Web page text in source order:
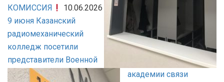
КОМИССИЯ
10.06.2026
9 июня Казанский
радиомеханический
колледж посетили
представители Военной
академии связи